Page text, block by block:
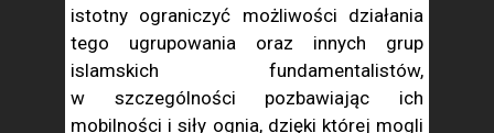
istotny ograniczyć możliwości działania
tego ugrupowania oraz innych grup
islamskich fundamentalistów,
w szczególności pozbawiając ich
mobilności i siły ognia, dzięki której mogli